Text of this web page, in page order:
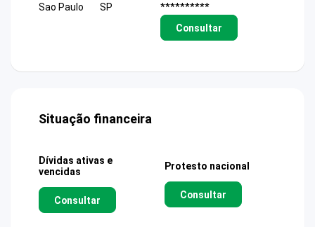
Sao Paulo
SP
**********
Consultar
Situação financeira
Dívidas ativas e
vencidas
Consultar
Protesto nacional
Consultar